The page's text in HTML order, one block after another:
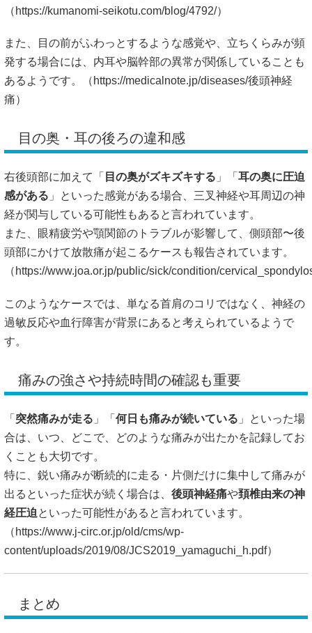
（ https://kumanomi-seikotu.com/blog/4792/）
また、目の前がふわっとするような感覚や、立ちくらみが頻
発する場合には、内耳や脳幹部の異常が関係していることも
あるようです。（ https://medicalnote.jp/diseases/後頭神経
痛）
目の奥・耳の後ろの違和感
右後頭部に加えて「 目の奥がズキズキする 」「 耳の奥に圧迫
感がある 」といった感覚がある場合、三叉神経や耳周辺の神
経が関与している可能性もあると言われています。
また、眼精疲労や顎関節のトラブルが影響して、側頭部〜後
頭部にかけて放散痛が起こるケースも報告されています。
（ https://www.joa.or.jp/public/sick/condition/
このようなケースでは、単なる首肩のコリではなく、神経の
過敏反応や血行障害が背景にあると考えられているようで
す。
痛みの強さや持続時間の確認も重要
「 突然痛みが走る 」「 何日も痛みが続いている 」といった場
合は、いつ、どこで、どのような痛みが出たかを記録してお
くことも大切です。
特に、鋭い痛みが断続的に走る・片側だけに集中して痛みが
出るといった症状が続く場合は、 後頭神経痛や頚椎由来の神
経圧迫 といった可能性があると言われています。
（ https://www.j-circ.or.jp/old/cms/wp-
content/uploads/2019/08/JCS2019_yamaguchi_h.pdf）
まとめ